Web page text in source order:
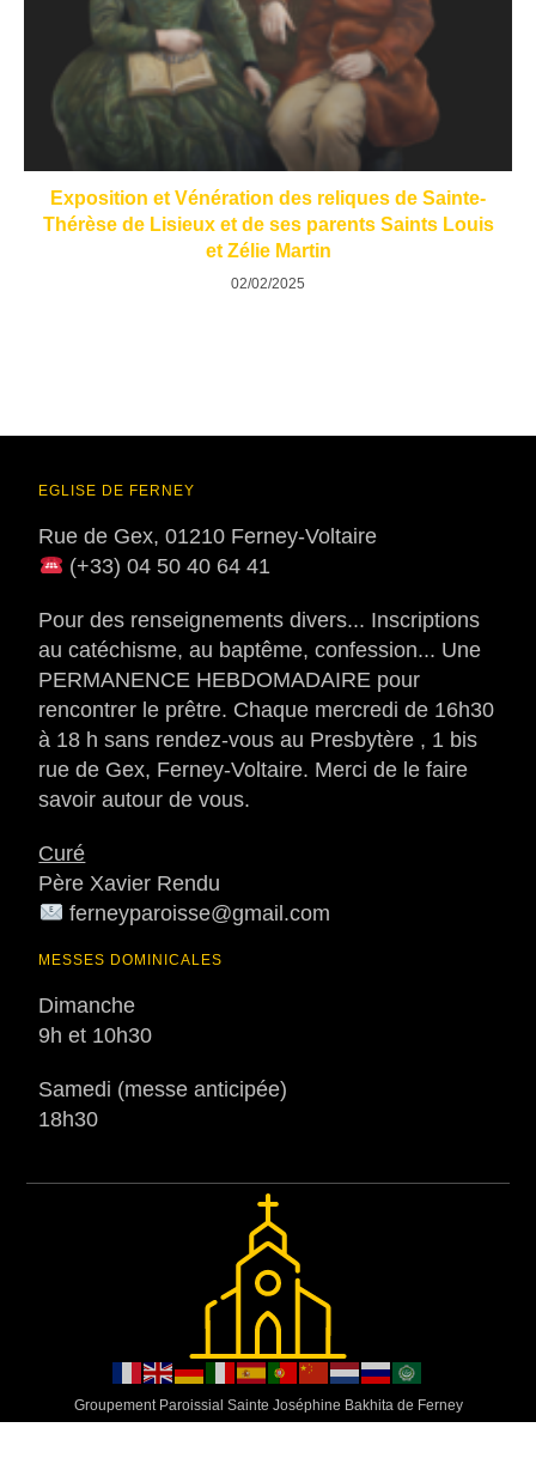
Exposition et Vénération des reliques de Sainte-
Thérèse de Lisieux et de ses parents Saints Louis
et Zélie Martin
02/02/2025
EGLISE DE FERNEY
Rue de Gex, 01210 Ferney-Voltaire
(+33) 04 50 40 64 41
Pour des renseignements divers... Inscriptions
au catéchisme, au baptême, confession... Une
PERMANENCE HEBDOMADAIRE pour
rencontrer le prêtre. Chaque mercredi de 16h30
à 18 h sans rendez-vous au Presbytère , 1 bis
rue de Gex, Ferney-Voltaire. Merci de le faire
savoir autour de vous.
Curé
Père Xavier Rendu
ferneyparoisse@gmail.com
MESSES DOMINICALES
Dimanche
9h et 10h30
Samedi (messe anticipée)
18h30
Groupement Paroissial Sainte Joséphine Bakhita de Ferney